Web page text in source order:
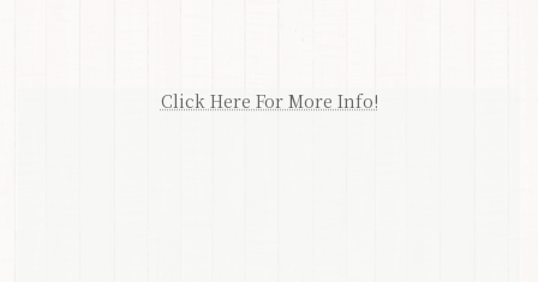
Click Here For More Info!